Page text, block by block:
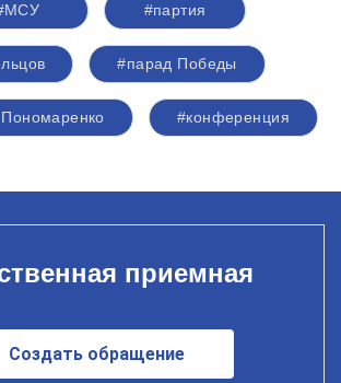
#партия
#парад Победы
#конференция
приемная
Создать обращение